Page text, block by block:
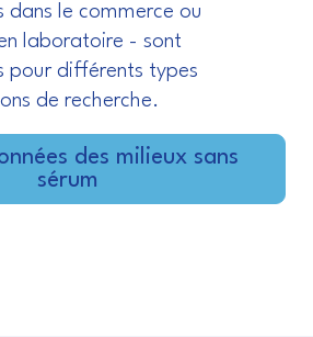
dans le commerce ou
laboratoire - sont
pour différents types
de recherche.
des milieux sans
sérum